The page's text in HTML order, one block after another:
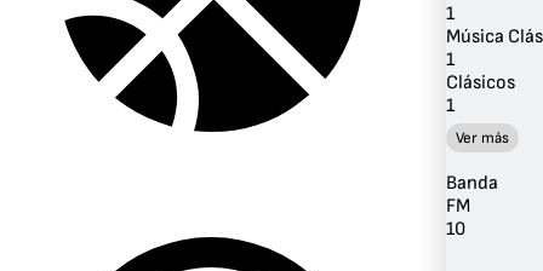
1
Música
1
Clásicos
1
Ver más
Banda
FM
10